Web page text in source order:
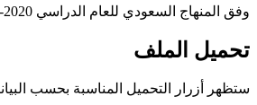
وفق المنهاج السعودي للعام الدراسي 2020-2021
تحميل الملف
ستظهر أزرار التحميل المناسبة بحسب